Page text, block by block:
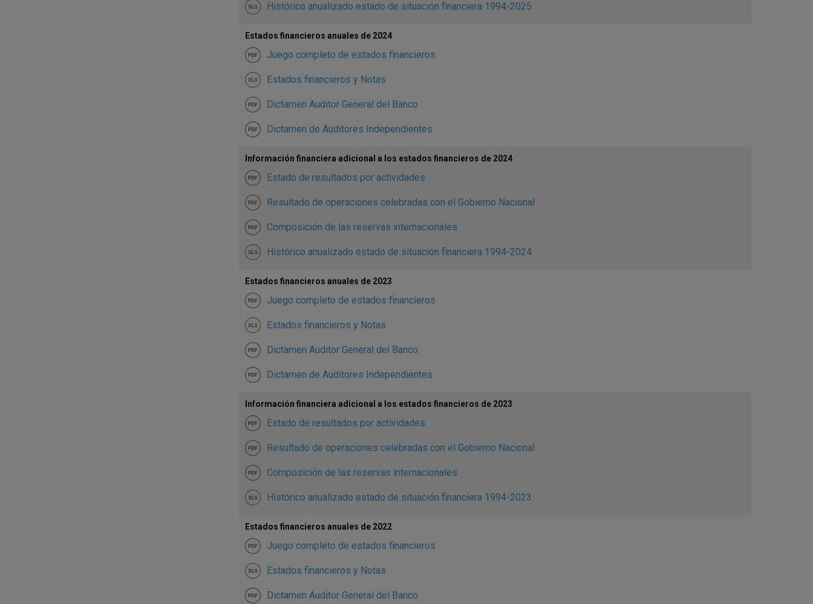
Histórico anualizado estado de situación financiera 1994-2025
Estados financieros anuales de 2024
Juego completo de estados financieros
Estados financieros y Notas
Dictamen Auditor General del Banco
Dictamen de Auditores Independientes
Información financiera adicional a los estados financieros de 2024
Estado de resultados por actividades
Resultado de operaciones celebradas con el Gobierno Nacional
Composición de las reservas internacionales
Histórico anualizado estado de situación financiera 1994-2024
Estados financieros anuales de 2023
Juego completo de estados financieros
Estados financieros y Notas
Dictamen Auditor General del Banco
Dictamen de Auditores Independientes
Información financiera adicional a los estados financieros de 2023
Estado de resultados por actividades
Resultado de operaciones celebradas con el Gobierno Nacional
Composición de las reservas internacionales
Histórico anualizado estado de situación financiera 1994-2023
Estados financieros anuales de 2022
Juego completo de estados financieros
Estados financieros y Notas
Dictamen Auditor General del Banco